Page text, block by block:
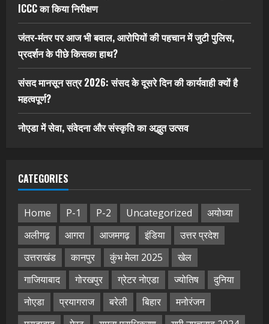
ICCC का किया निरीक्षण
जंतर-मंतर पर आज भी बवाल, आरोपियों की पहचान में जुटी पुलिस,
प्रदर्शन के पीछे किसका हाथ?
संसद मानसून सत्र 2026: संसद के दूसरे दिन की कार्यवाही क्यों है
महत्वपूर्ण?
नोएडा में सेवा, संवेदना और संस्कृति का अद्भुत उत्सव
CATEGORIES
Home P-1 P-2 Uncategorized
अयोध्या
अलीगढ़
आगरा आजमगढ़ इंडिया
उत्तर प्रदेश
उत्तराखंड
कानपुर कुंभ मेला 2025
खेल
गाजियाबाद
गोरखपुर ग्रेटर नोएडा ज्योतिष
दुनिया
नोएडा
प्रयागराज बरेली बिहार
मनोरंजन